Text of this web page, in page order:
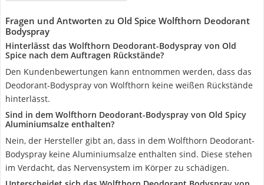
Fragen und Antworten zu Old Spice Wolfthorn Deodorant
Bodyspray
Hinterlässt das Wolfthorn Deodorant-Bodyspray von Old
Spice nach dem Auftragen Rückstände?
Den Kundenbewertungen kann entnommen werden, dass das
Deodorant-Bodyspray von Wolfthorn keine weißen Rückstände
hinterlässt.
Sind in dem Wolfthorn Deodorant-Bodyspray von Old Spicy
Aluminiumsalze enthalten?
Nein, der Hersteller gibt an, dass in dem Wolfthorn Deodorant-
Bodyspray keine Aluminiumsalze enthalten sind. Diese stehen
im Verdacht, das Nervensystem im Körper zu schädigen.